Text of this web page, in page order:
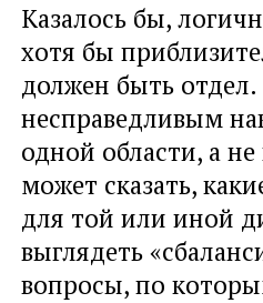
Казалось бы,
хотя бы
должен быть отдел.
несправедливым
одной области, а
может сказать,
для той или иной
выглядеть
вопросы, по